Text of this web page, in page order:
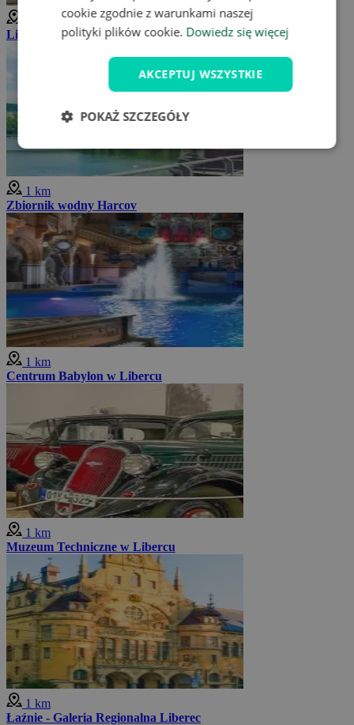
Liberec
1 km
Zbiornik wodny Harcov
1 km
Centrum Babylon w Libercu
1 km
Muzeum Techniczne w Libercu
1 km
Łaźnie - Galeria Regionalna Liberec
cookie zgodnie z warunkami naszej
polityki plików cookie. Dowiedz się więcej
AKCEPTUJ WSZYSTKIE
POKAŻ SZCZEGÓŁY